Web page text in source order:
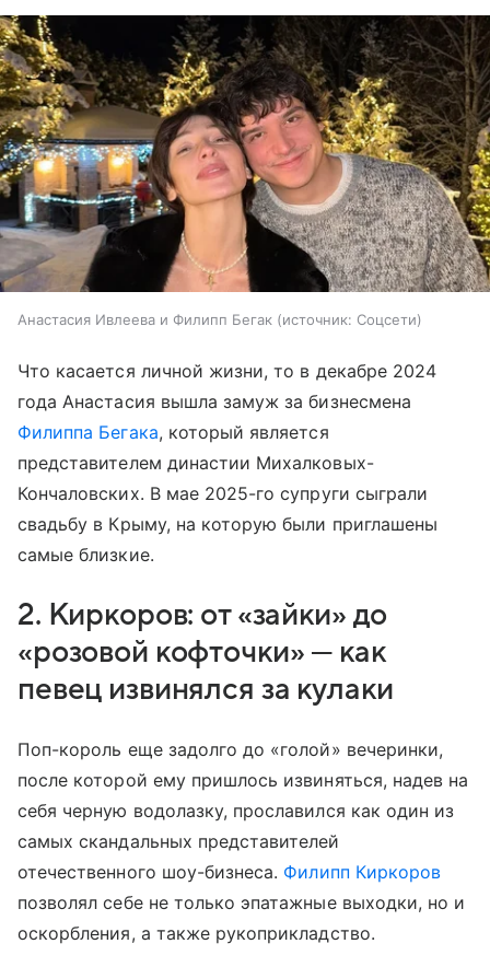
Анастасия Ивлеева и Филипп Бегак источник: Соцсети
Что касается личной жизни, то в декабре 2024
года Анастасия вышла замуж за бизнесмена
Филиппа Бегака, который является
представителем династии Михалковых-
Кончаловских. В мае 2025-го супруги сыграли
свадьбу в Крыму, на которую были приглашены
самые близкие.
2. Киркоров: от «зайки» до
«розовой кофточки» — как
певец извинялся за кулаки
Поп-король еще задолго до «голой» вечеринки,
после которой ему пришлось извиняться, надев на
себя черную водолазку, прославился как один из
самых скандальных представителей
отечественного шоу-бизнеса. Филипп Киркоров
позволял себе не только эпатажные выходки, но и
оскорбления, а также рукоприкладство.